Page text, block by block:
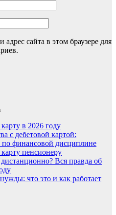
сайта в этом браузере для
в 2026 году
с дебетовой картой:
по финансовой дисциплине
пенсионеру
Вся правда об
что это и как работает